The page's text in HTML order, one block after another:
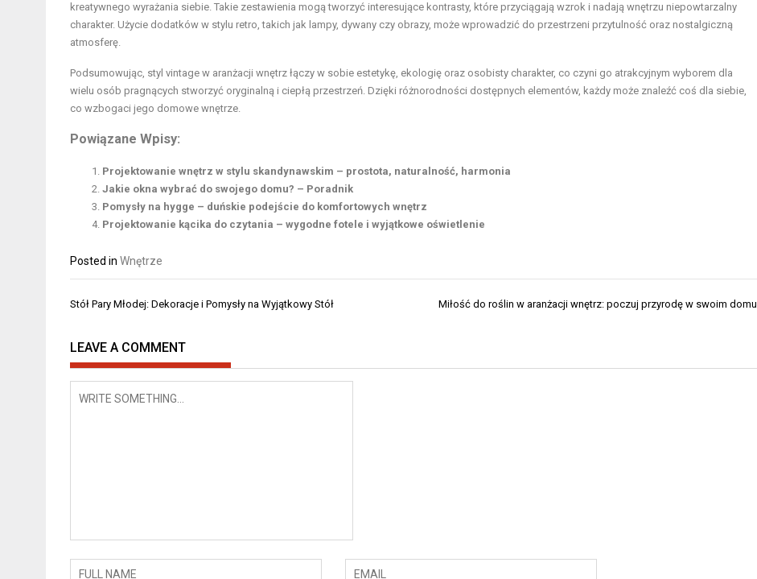
kreatywnego wyrażania siebie. Takie zestawienia mogą tworzyć interesujące kontrasty, które przyciągają wzrok i nadają wnętrzu niepowtarzalny
charakter. Użycie dodatków w stylu retro, takich jak lampy, dywany czy obrazy, może wprowadzić do przestrzeni przytulność oraz nostalgiczną
atmosferę.
Podsumowując, styl vintage w aranżacji wnętrz łączy w sobie estetykę, ekologię oraz osobisty charakter, co czyni go atrakcyjnym wyborem dla
wielu osób pragnących stworzyć oryginalną i ciepłą przestrzeń. Dzięki różnorodności dostępnych elementów, każdy może znaleźć coś dla siebie,
co wzbogaci jego domowe wnętrze.
Powiązane Wpisy:
Projektowanie wnętrz w stylu skandynawskim – prostota, naturalność, harmonia
Jakie okna wybrać do swojego domu? – Poradnik
Pomysły na hygge – duńskie podejście do komfortowych wnętrz
Projektowanie kącika do czytania – wygodne fotele i wyjątkowe oświetlenie
Posted in Wnętrze
Nawigacja
Stół Pary Młodej: Dekoracje i Pomysły na Wyjątkowy Stół Miłość do roślin w aranżacji wnętrz: poczuj przyrodę w swoim domu
LEAVE A COMMENT